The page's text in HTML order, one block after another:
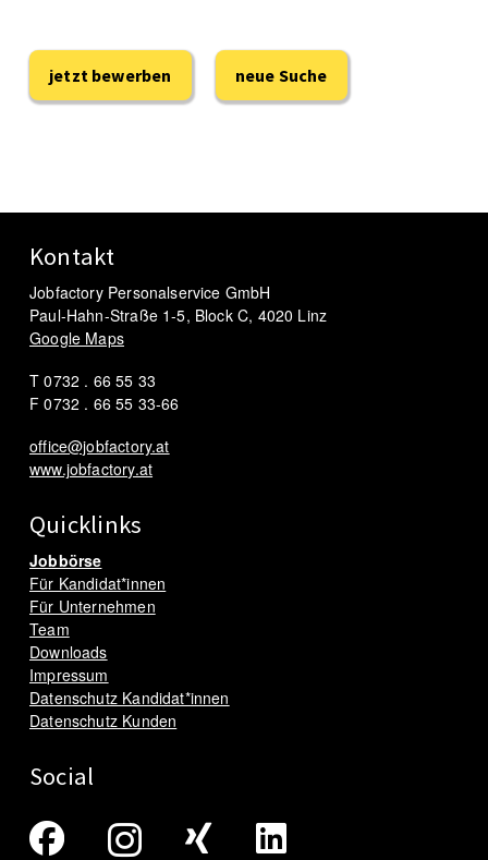
jetzt bewerben neue Suche
Kontakt
Jobfactory Personalservice GmbH
Paul-Hahn-Straße 1-5, Block C, 4020 Linz
Google Maps
T 0732 . 66 55 33
F 0732 . 66 55 33-66
office@jobfactory.at
www.jobfactory.at
Quicklinks
Jobbörse
Für Kandidat*innen
Für Unternehmen
Team
Downloads
Impressum
Datenschutz Kandidat*innen
Datenschutz Kunden
Social